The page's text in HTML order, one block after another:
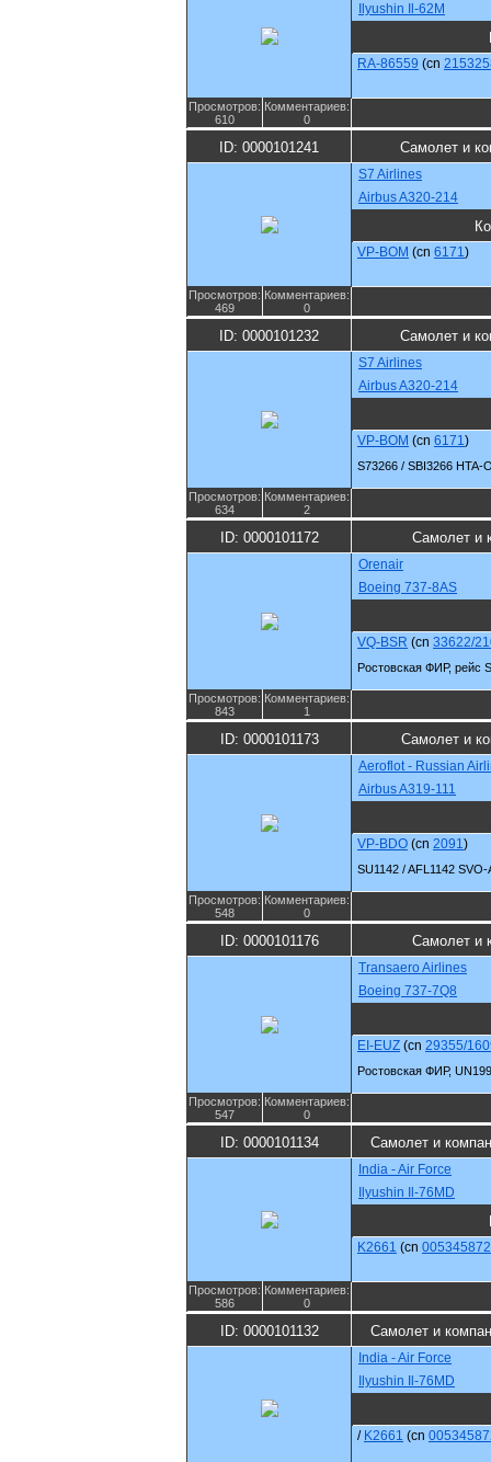
Ilyushin Il-62M
RA-86559 (cn
Просмотров:
610
Комментариев:
0
ID: 0000101241 Самолет и
S7 Airlines
Airbus A320-214
VP-BOM (cn 6171)
Просмотров:
469
Комментариев:
0
ID: 0000101232 Самолет и
S7 Airlines
Airbus A320-214
VP-BOM (cn 6171)
S73266 / SBI3266 HTA-
Просмотров:
634
Комментариев:
2
ID: 0000101172 Самолет и
Orenair
Boeing 737-8AS
VQ-BSR (cn 33622/
Ростовская ФИР, рейс
Просмотров:
843
Комментариев:
1
ID: 0000101173 Самолет и
Aeroflot - Russian
Airbus A319-111
VP-BDO (cn 2091)
SU1142 / AFL1142 SVO-
Просмотров:
548
Комментариев:
0
ID: 0000101176 Самолет и
Transaero Airlines
Boeing 737-7Q8
EI-EUZ (cn 29355/
Ростовская ФИР,
Просмотров:
547
Комментариев:
0
ID: 0000101134 Самолет и
India - Air Force
Ilyushin Il-76MD
K2661 (cn
Просмотров:
586
Комментариев:
0
ID: 0000101132 Самолет и
India - Air Force
Ilyushin Il-76MD
/ K2661 (cn